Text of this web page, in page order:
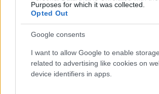
Purposes for which it was collected.
Opted Out
Google consents
I want to allow Google to enable storage
related to advertising like cookies on
device identifiers in apps.
Calzature
Abbigliamento
Guanti
Sicurezza, Protezione
Abbigliamento alta visibilità